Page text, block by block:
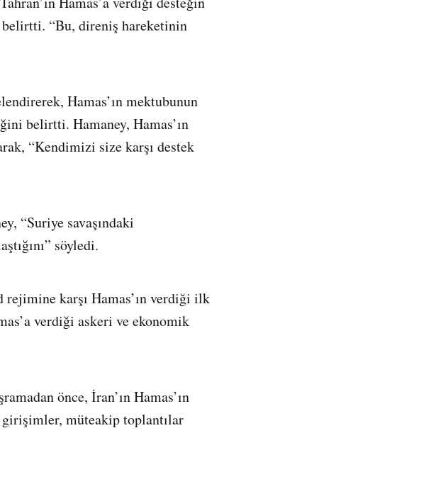
“Bu, direniş hareketinin
Hamas’ın mektubunun
belirtti. Hamaney, Hamas’ın
“Kendimizi size karşı destek
“Suriye savaşındaki
söyledi.
karşı Hamas’ın verdiği ilk
verdiği askeri ve ekonomik
önce, İran’ın Hamas’ın
girişimler, müteakip toplantılar